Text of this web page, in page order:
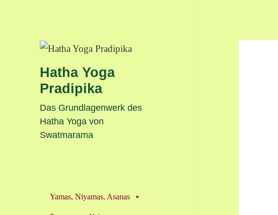
Hatha Yoga
Pradipika
Das Grundlagenwerk des
Hatha Yoga von
Swatmarama
Yamas, Niyamas, Asanas